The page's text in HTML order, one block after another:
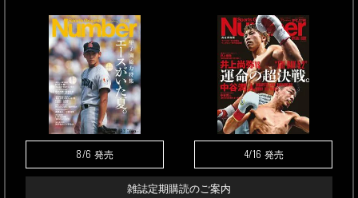
8/6 発売 4/16 発売
雑誌定期購読のご案内